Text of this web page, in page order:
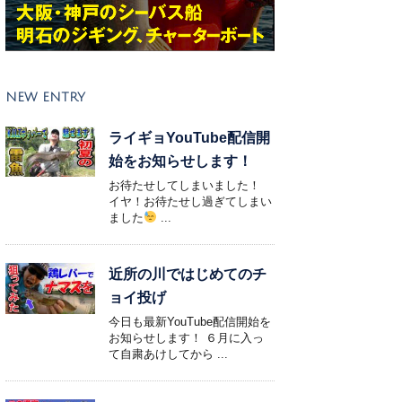
NEW ENTRY
ライギョYouTube配信開
始をお知らせします！
お待たせしてしまいました！
イヤ！お待たせし過ぎてしまい
ました
...
近所の川ではじめてのチ
ョイ投げ
今日も最新YouTube配信開始を
お知らせします！ ６月に入っ
て自粛あけしてから ...